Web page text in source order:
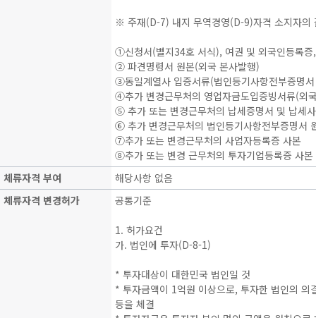
※ 주재(D-7) 내지 무역경영(D-9)자격 소지자의
①신청서(별지34호 서식), 여권 및 외국인등록증
② 파견명령서 원본(외국 본사발행)
③동일계열사 입증서류(법인등기사항전부증명
④추가 변경근무처의 영업자금도입증빙서류(외
⑤ 추가 또는 변경근무처의 납세증명서 및 납세
⑥ 추가 변경근무처의 법인등기사항전부증명서
⑦추가 또는 변경근무처의 사업자등록증 사본
⑧추가 또는 변경 근무처의 투자기업등록증 사본
체류자격 부여
해당사항 없음
체류자격 변경허가
공통기준
1. 허가요건
가. 법인에 투자(D-8-1)
* 투자대상이 대한민국 법인일 것
* 투자금액이 1억원 이상으로, 투자한 법인의
등을 체결